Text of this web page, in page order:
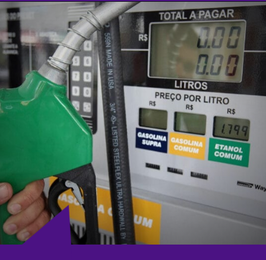
https://agenciasantarem.com.br/amp